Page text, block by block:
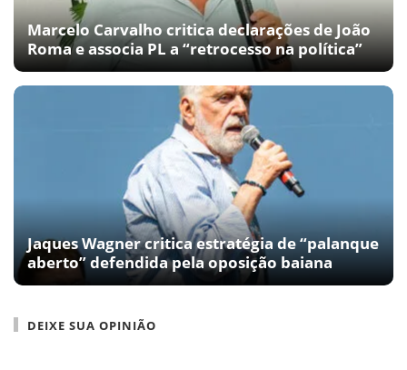
Marcelo Carvalho critica declarações de João
Roma e associa PL a “retrocesso na política”
Jaques Wagner critica estratégia de “palanque
aberto” defendida pela oposição baiana
DEIXE SUA OPINIÃO